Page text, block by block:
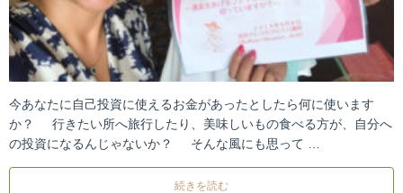
今あなたに自己投資に使えるお金があったとしたら何に使います
か？ 行きたい所へ旅行したり、美味しいもの食べる方が、自分へ
の投資になるんじゃないか？ そんな風にも思って …
続きを読む